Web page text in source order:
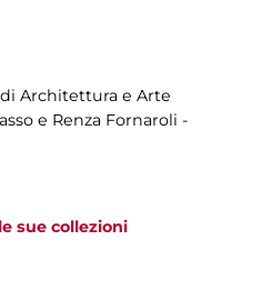
Architettura e Arte
e Renza Fornaroli -
sue collezioni